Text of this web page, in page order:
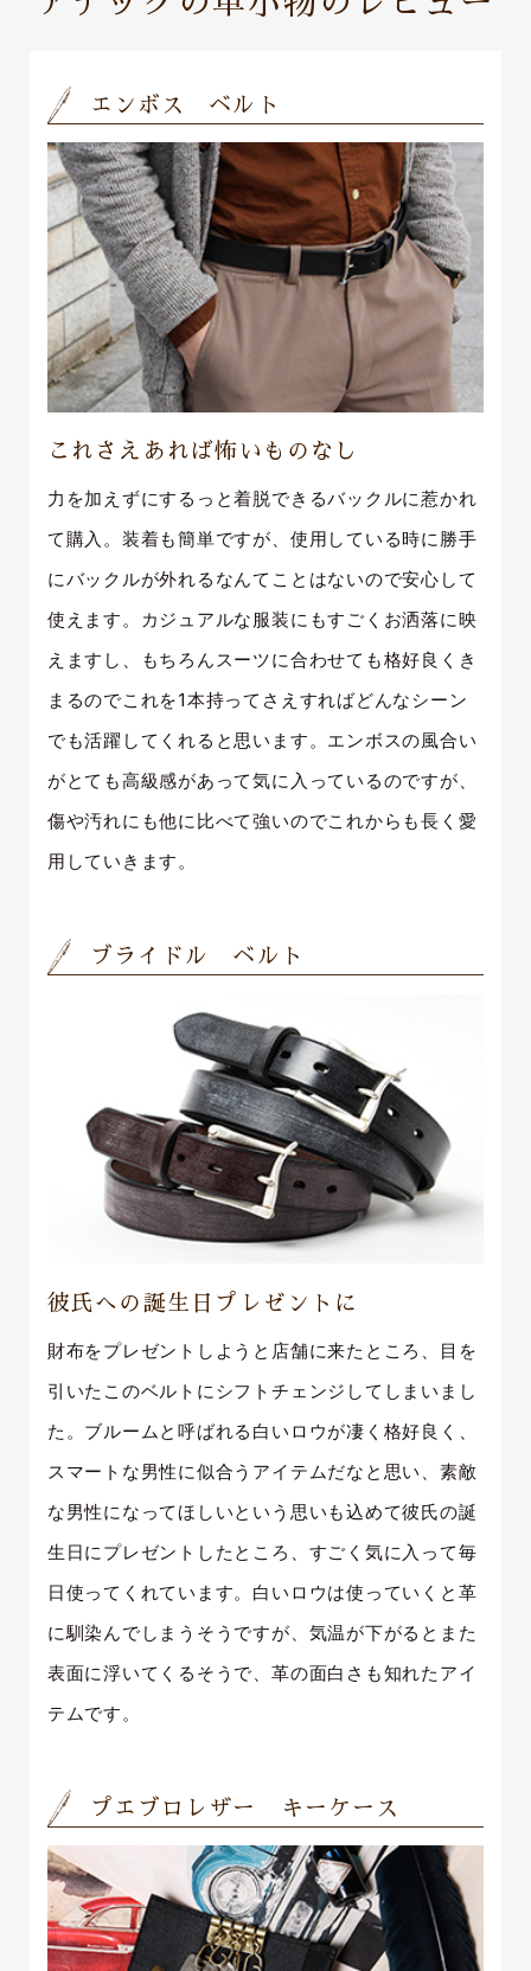
エンボス ベルト
これさえあれば怖いものなし
力を加えずにするっと着脱できるバックルに惹かれ
て購入。装着も簡単ですが、使用している時に勝手
にバックルが外れるなんてことはないので安心して
使えます。カジュアルな服装にもすごくお洒落に映
えますし、もちろんスーツに合わせても格好良くき
まるのでこれを1本持ってさえすればどんなシーン
でも活躍してくれると思います。エンボスの風合い
がとても高級感があって気に入っているのですが、
傷や汚れにも他に比べて強いのでこれからも長く愛
用していきます。
ブライドル ベルト
彼氏への誕生日プレゼントに
財布をプレゼントしようと店舗に来たところ、目を
引いたこのベルトにシフトチェンジしてしまいまし
た。ブルームと呼ばれる白いロウが凄く格好良く、
スマートな男性に似合うアイテムだなと思い、素敵
な男性になってほしいという思いも込めて彼氏の誕
生日にプレゼントしたところ、すごく気に入って毎
日使ってくれています。白いロウは使っていくと革
に馴染んでしまうそうですが、気温が下がるとまた
表面に浮いてくるそうで、革の面白さも知れたアイ
テムです。
プエブロレザー キーケース